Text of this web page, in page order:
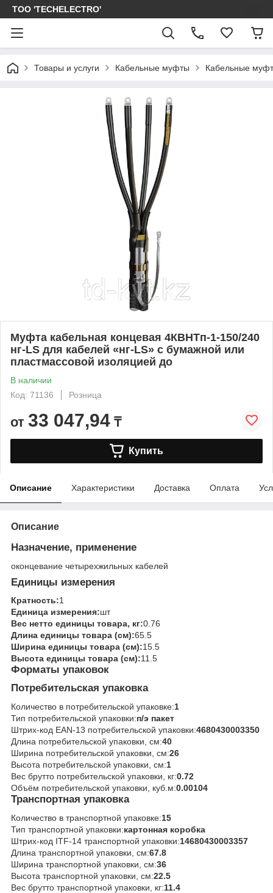
ТОО 'TECHELECTRO'
Товары и услуги Кабельные муфты Кабельные
Муфта кабельная концевая 4КВНТп-1-150/240
нг-LS для кабелей «нг-LS» с бумажной или
пластмассовой изоляцией до
В наличии
Код: 71136
Розница
от 33 047,94 ₸
Купить
Описание Характеристики Доставка Оплата
Описание
Назначение, применение
оконцевание четырехжильных кабелей
Единицы измерения
Кратность:1
Единица измерения:шт
Вес нетто единицы товара, кг:0.76
Длина единицы товара (см):65.5
Ширина единицы товара (см):15.5
Высота единицы товара (см):11.5
Форматы упаковок
Потребительская упаковка
Количество в потребительской упаковке:1
Тип потребительской упаковки:п/э пакет
Штрих-код EAN-13 потребительской упаковки:4680430003350
Длина потребительской упаковки, см:40
Ширина потребительской упаковки, см:26
Высота потребительской упаковки, см:1
Вес брутто потребительской упаковки, кг:0.72
Объём потребительской упаковки, куб.м:0.00104
Транспортная упаковка
Количество в транспортной упаковке:15
Тип транспортной упаковки:картонная коробка
Штрих-код ITF-14 транспортной упаковки:14680430003357
Длина транспортной упаковки, см:67.8
Ширина транспортной упаковки, см:36
Высота транспортной упаковки, см:22.5
Вес брутто транспортной упаковки, кг:11.4